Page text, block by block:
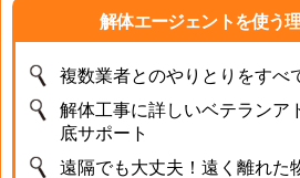
解体エージェントを使う
複数業者とのやりとりをすべ
解体工事に詳しいベテランア
底サポート
遠隔でも大丈夫！遠く離れた